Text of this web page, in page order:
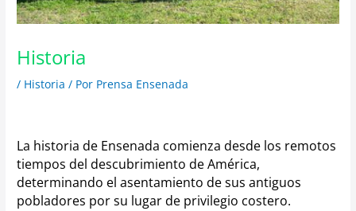
Historia
/ Historia / Por Prensa Ensenada
La historia de Ensenada comienza desde los remotos
tiempos del descubrimiento de América,
determinando el asentamiento de sus antiguos
pobladores por su lugar de privilegio costero.